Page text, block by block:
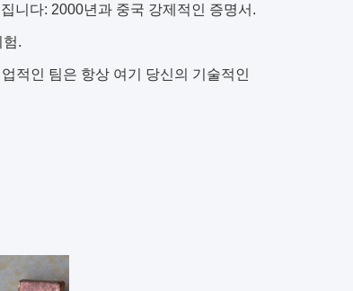
니다: 2000년과 중국 강제적인 증명서.
.
적인 팀은 항상 여기 당신의 기술적인